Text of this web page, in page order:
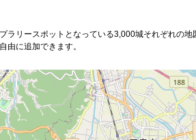
ラリースポットとなっている3,000城それぞれの地
由に追加できます。